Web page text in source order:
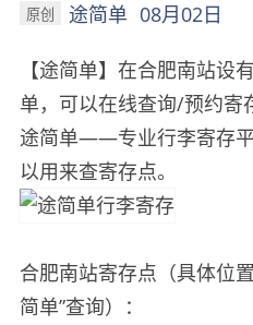
原创 途简单 08月02日
【途简单】在合肥南站设
单，可以在线查询/预约寄
途简单——专业行李寄存
以用来查寄存点。
合肥南站寄存点（具体位
简单”查询）：